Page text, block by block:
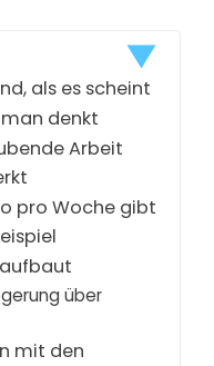
als es scheint
denkt
Arbeit
pro Woche gibt
über
mit den